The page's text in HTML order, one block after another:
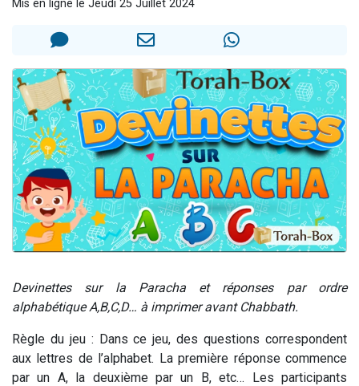
2 nouvelles musiques dans Torah-Box Music
6 personnes viennent de nous rejoindre sur WhatsApp
Mis en ligne le Jeudi 25 Juillet 2024
Devinettes sur la Paracha et réponses par ordre
alphabétique A,B,C,D… à imprimer avant Chabbath.
Règle du jeu : Dans ce jeu, des questions correspondent
aux lettres de l’alphabet. La première réponse commence
par un A, la deuxième par un B, etc… Les participants